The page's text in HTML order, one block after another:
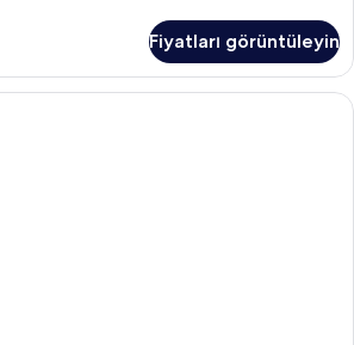
Fiyatları görüntüleyin